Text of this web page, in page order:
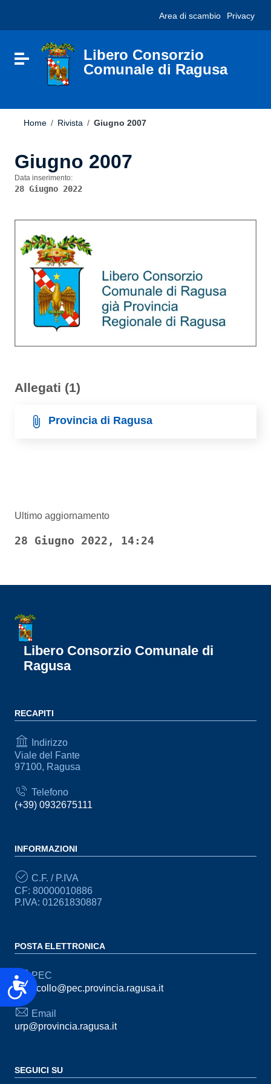
sito
include
Accessibilità
Vai al footer
Area di scambio Privacy
Attiva / disattiva la navigazione
Libero Consorzio
Comunale di Ragusa
Home / Rivista / Giugno 2007
Giugno 2007
Data inserimento:
28 Giugno 2022
Allegati (1)
Provincia di Ragusa
Ultimo aggiornamento
28 Giugno 2022, 14:24
Libero Consorzio Comunale di
Ragusa
RECAPITI
Indirizzo
Viale del Fante
97100, Ragusa
Telefono
(+39) 0932675111
INFORMAZIONI
C.F. / P.IVA
CF: 80000010886
P.IVA: 01261830887
POSTA ELETTRONICA
PEC
protocollo@pec.provincia.ragusa.it
Email
urp@provincia.ragusa.it
SEGUICI SU